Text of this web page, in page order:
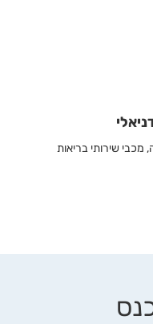
מכבי שירותי בריאות